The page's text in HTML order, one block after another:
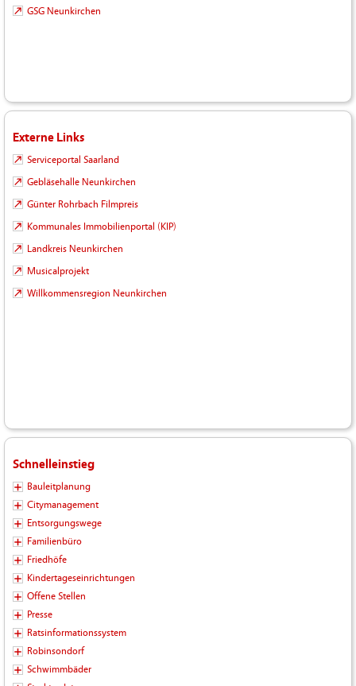
GSG Neunkirchen
Externe Links
Serviceportal Saarland
Gebläsehalle Neunkirchen
Günter Rohrbach Filmpreis
Kommunales Immobilienportal (KIP)
Landkreis Neunkirchen
Musicalprojekt
Willkommensregion Neunkirchen
Schnelleinstieg
Bauleitplanung
Citymanagement
Entsorgungswege
Familienbüro
Friedhöfe
Kindertageseinrichtungen
Offene Stellen
Presse
Ratsinformationssystem
Robinsondorf
Schwimmbäder